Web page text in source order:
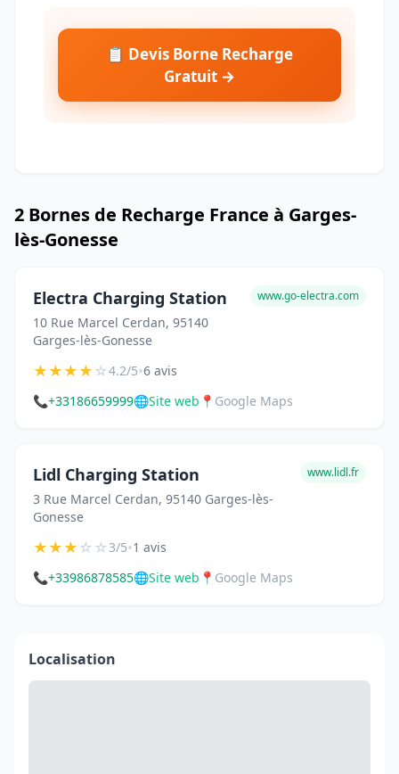
📋 Devis Borne Recharge
Gratuit →
2 Bornes de Recharge France à Garges-
lès-Gonesse
Electra Charging Station
10 Rue Marcel Cerdan, 95140
Garges-lès-Gonesse
www.go-electra.com
★★★★☆4.2/5•6 avis
📞+33186659999🌐Site web 📍 Google Maps
Lidl Charging Station
3 Rue Marcel Cerdan, 95140 Garges-lès-
Gonesse
www.lidl.fr
★★★☆☆3/5•1 avis
📞+33986878585🌐Site web 📍 Google Maps
Localisation